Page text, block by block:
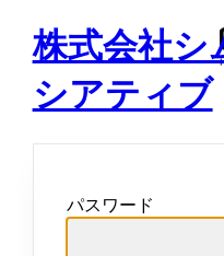
株式会社シ
シアティブ
パスワード